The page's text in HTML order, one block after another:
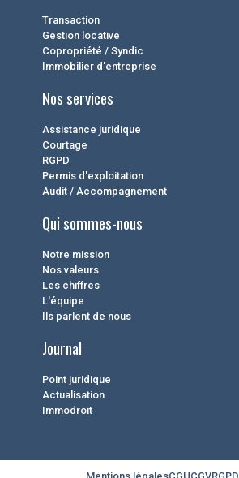
Transaction
Gestion locative
Copropriété / Syndic
Immobilier d'entreprise
Nos services
Assistance juridique
Courtage
RGPD
Permis d'exploitation
Audit / Accompagnement
Qui sommes-nous
Notre mission
Nos valeurs
Les chiffres
L'équipe
Ils parlent de nous
Journal
Point juridique
Actualisation
Immodroit